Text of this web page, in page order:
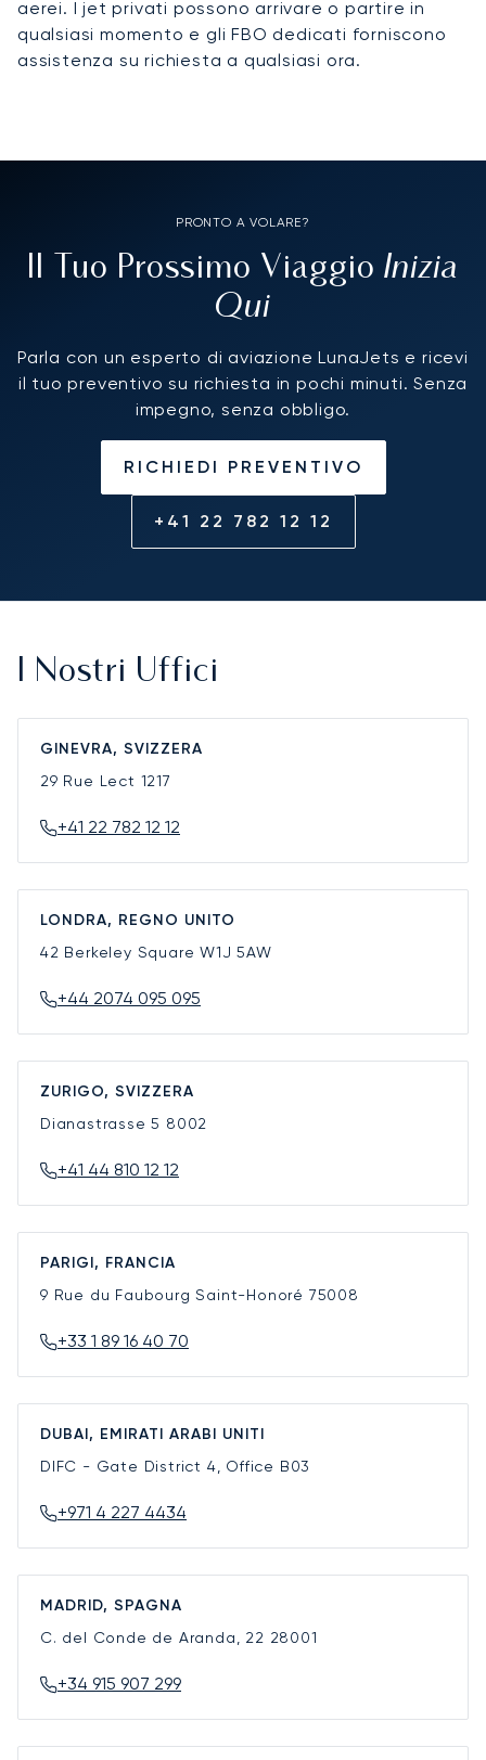
aerei. I jet privati possono arrivare o partire in
qualsiasi momento e gli FBO dedicati forniscono
assistenza su richiesta a qualsiasi ora.
PRONTO A VOLARE?
Il Tuo Prossimo Viaggio Inizia
Qui
Parla con un esperto di aviazione LunaJets e ricevi
il tuo preventivo su richiesta in pochi minuti. Senza
impegno, senza obbligo.
RICHIEDI PREVENTIVO
+41 22 782 12 12
I Nostri Uffici
GINEVRA, SVIZZERA
29 Rue Lect 1217
+41 22 782 12 12
LONDRA, REGNO UNITO
42 Berkeley SquareW1J 5AW
+44 2074 095 095
ZURIGO, SVIZZERA
Dianastrasse 5 8002
+41 44 810 12 12
PARIGI, FRANCIA
9 Rue du Faubourg Saint-Honoré 75008
+33 1 89 16 40 70
DUBAI, EMIRATI ARABI UNITI
DIFC - Gate District 4, Office B03
+971 4 227 4434
MADRID, SPAGNA
C. del Conde de Aranda, 22 28001
+34 915 907 299